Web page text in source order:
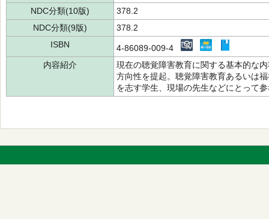
NDC分類(10版)
378.2
NDC分類(9版)
378.2
ISBN
4-86089-009-4
内容紹介
現在の聴覚障害教育に関する基本的な
方向性を提起。聴覚障害教育あるいは
を志す学生、現場の先生などにとって